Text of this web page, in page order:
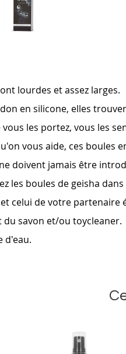
lourdes et assez larges.
en silicone, elles
les portez, vous les
vous aide, ces boules
doivent jamais être
les boules de geisha
celui de votre partenaire
du savon et/ou toycleaner.
d'eau.